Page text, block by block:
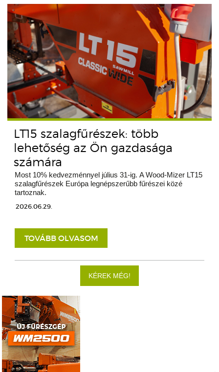
LT15 szalagfűrészek: több
lehetőség az Ön gazdasága
számára
Most 10% kedvezménnyel július 31-ig. A Wood-Mizer LT15
szalagfűrészek Európa legnépszerűbb fűrészei közé
tartoznak.
2026.06.29.
TOVÁBB OLVASOM
KÉREK MÉG!